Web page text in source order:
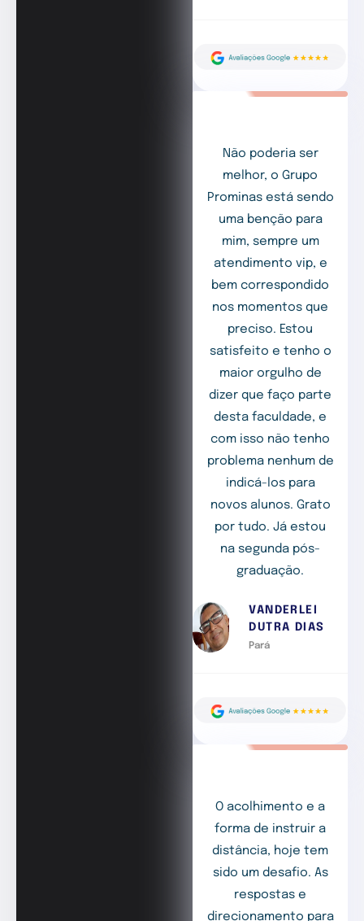
Não poderia ser
melhor, o Grupo
Prominas está sendo
uma benção para
mim, sempre um
atendimento vip, e
bem correspondido
nos momentos que
preciso. Estou
satisfeito e tenho o
maior orgulho de
dizer que faço parte
desta faculdade, e
com isso não tenho
problema nenhum de
indicá-los para
novos alunos. Grato
por tudo. Já estou
na segunda pós-
graduação.
VANDERLEI
DUTRA DIAS
Pará
O acolhimento e a
forma de instruir a
distância, hoje tem
sido um desafio. As
respostas e
direcionamento para